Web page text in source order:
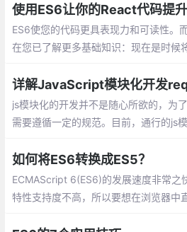
能用它做些什么。
使用ES6让你的React代码提
ES6使您的代码更具表现力和可读性。
在您已了解更多基础知识：现在是时候
数的函数、列表解构
详解JavaScript模块化开发
js模块化的开发并不是随心所欲的，为
需要遵循一定的规范。目前，通行的js
如何将ES6转换成ES5？
ECMAScript 6(ES6)的发展速度非常之
特性支持度不高，所以要想在浏览器中